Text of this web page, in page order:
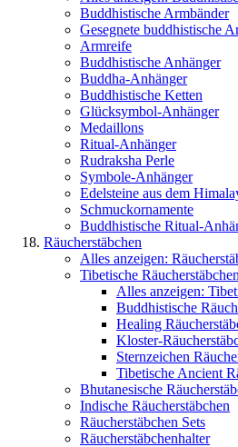
Buddhistische Armbänder
Gesegnete buddhistische
Armreife
Buddhistische Anhänger
Buddha-Anhänger
Buddhistische Ketten
Glücksymbol-Anhänger
Medaillons
Ritual-Anhänger
Rudraksha Perle
Symbole-Anhänger
Edelsteine aus dem
Schmuckornamente
Buddhistische Ritual-
Räucherstäbchen
Alles anzeigen:
Tibetische Räucherstäbchen
Alles anzeigen:
Buddhistische
Healing
Kloster-
Sternzeichen
Tibetische Ancient
Bhutanesische
Indische Räucherstäbchen
Räucherstäbchen Sets
Räucherstäbchenhalter